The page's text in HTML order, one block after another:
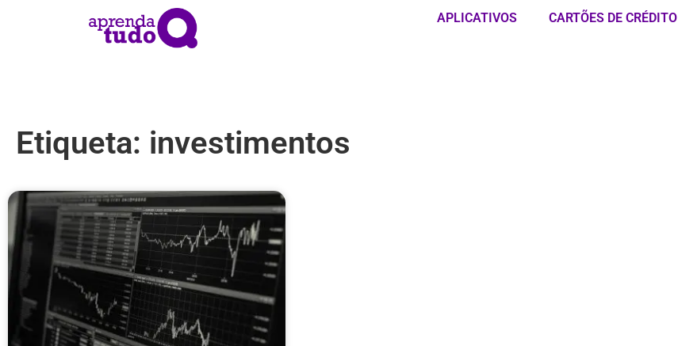
APLICATIVOS CARTÕES DE CRÉDITO
Etiqueta: investimentos